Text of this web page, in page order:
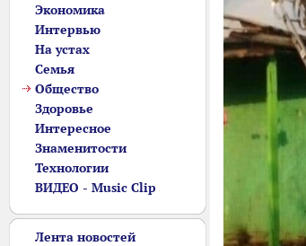
Экономика
Интервью
На устах
Семья
Общество
Здоровье
Интересное
Знаменитости
Технологии
ВИДЕО - Music Clip
Лента новостей